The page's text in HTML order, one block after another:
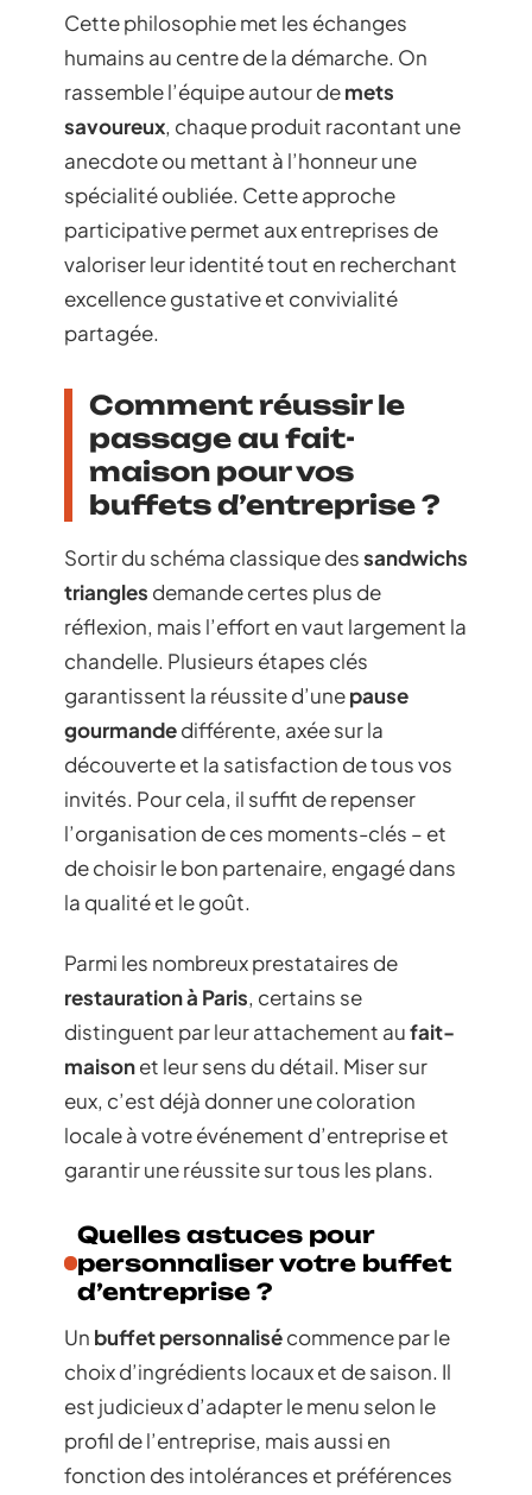
Cette philosophie met les échanges
humains au centre de la démarche. On
rassemble l’équipe autour demets
savoureux, chaque produit racontant une
anecdote ou mettant à l’honneur une
spécialité oubliée. Cette approche
participative permet aux entreprises de
valoriser leur identité tout en recherchant
excellence gustative et convivialité
partagée.
Comment réussir le
passage au fait-
maison pour vos
buffets d’entreprise ?
Sortir du schéma classique dessandwichs
triangles demande certes plus de
réflexion, mais l’effort en vaut largement la
chandelle. Plusieurs étapes clés
garantissent la réussite d’unepause
gourmandedifférente, axée sur la
découverte et la satisfaction de tous vos
invités. Pour cela, il suffit de repenser
l’organisation de ces moments-clés – et
de choisir le bon partenaire, engagé dans
la qualité et le goût.
Parmi les nombreux prestataires de
restauration à Paris, certains se
distinguent par leur attachement aufait-
maisonet leur sens du détail. Miser sur
eux, c’est déjà donner une coloration
locale à votre événement d’entreprise et
garantir une réussite sur tous les plans.
Quelles astuces pour
personnaliser votre buffet
d’entreprise ?
Un buffet personnalisécommence par le
choix d’ingrédients locaux et de saison. Il
est judicieux d’adapter le menu selon le
profil de l’entreprise, mais aussi en
fonction des intolérances et préférences